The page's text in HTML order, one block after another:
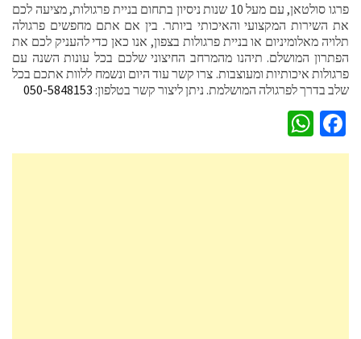
פרגו סולטאן, עם מעל 10 שנות ניסיון בתחום בניית פרגולות, מציעה לכם
את השירות המקצועי והאיכותי ביותר. בין אם אתם מחפשים פרגולה
תלויה מאלומיניום או בניית פרגולות בצפון, אנו כאן כדי להעניק לכם את
הפתרון המושלם. תיהנו מהמרחב החיצוני שלכם בכל עונות השנה עם
פרגולות איכותיות ומעוצבות. צרו קשר עוד היום ונשמח ללוות אתכם בכל
שלב בדרך לפרגולה המושלמת. ניתן ליצור קשר בטלפון: 050-5848153
Facebook